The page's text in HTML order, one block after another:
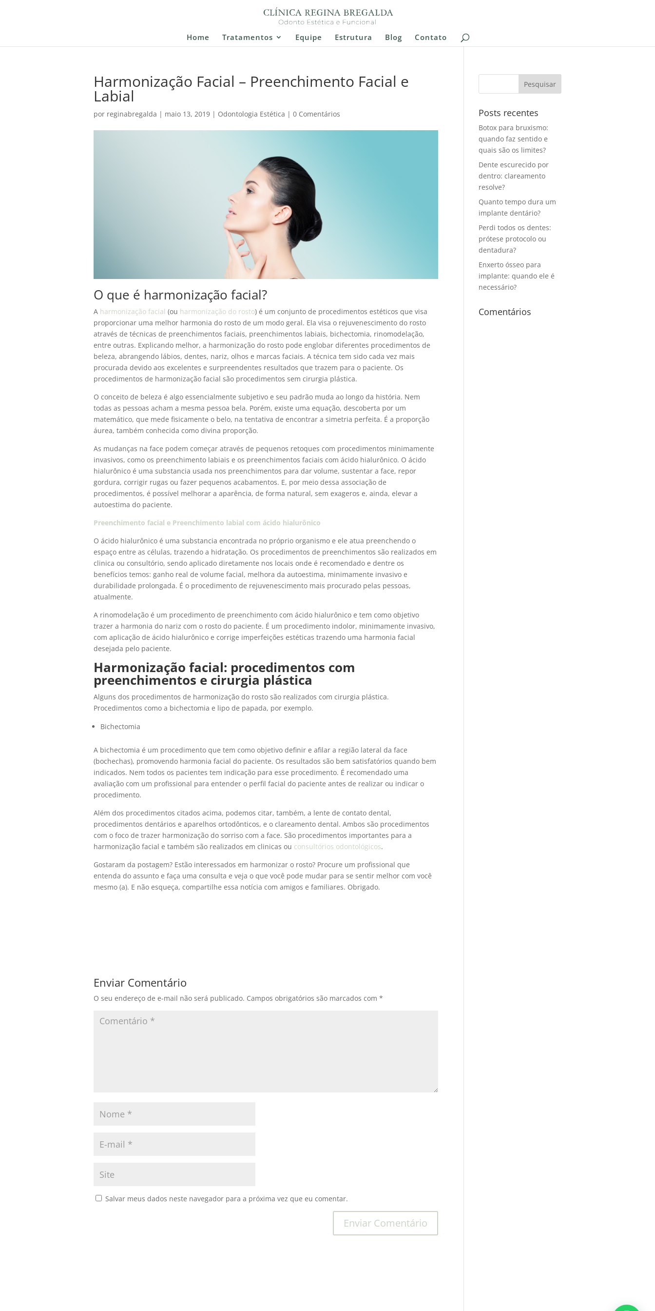
Home Tratamentos Equipe Estrutura Blog Contato
Harmonização Facial – Preenchimento Facial e
Labial
por reginabregalda | maio 13, 2019 | Odontologia Estética | 0 Comentários
O que é harmonização facial?
A harmonização facial (ou harmonização do rosto) é um conjunto de procedimentos estéticos que visa
proporcionar uma melhor harmonia do rosto de um modo geral. Ela visa o rejuvenescimento do rosto
através de técnicas de preenchimentos faciais, preenchimentos labiais, bichectomia, rinomodelação,
entre outras. Explicando melhor, a harmonização do rosto pode englobar diferentes procedimentos de
beleza, abrangendo lábios, dentes, nariz, olhos e marcas faciais. A técnica tem sido cada vez mais
procurada devido aos excelentes e surpreendentes resultados que trazem para o paciente. Os
procedimentos de harmonização facial são procedimentos sem cirurgia plástica.
O conceito de beleza é algo essencialmente subjetivo e seu padrão muda ao longo da história. Nem
todas as pessoas acham a mesma pessoa bela. Porém, existe uma equação, descoberta por um
matemático, que mede fisicamente o belo, na tentativa de encontrar a simetria perfeita. É a proporção
áurea, também conhecida como divina proporção.
As mudanças na face podem começar através de pequenos retoques com procedimentos minimamente
invasivos, como os preenchimento labiais e os preenchimentos faciais com ácido hialurônico. O ácido
hialurônico é uma substancia usada nos preenchimentos para dar volume, sustentar a face, repor
gordura, corrigir rugas ou fazer pequenos acabamentos. E, por meio dessa associação de
procedimentos, é possível melhorar a aparência, de forma natural, sem exageros e, ainda, elevar a
autoestima do paciente.
Preenchimento facial e Preenchimento labial com ácido hialurônico
O ácido hialurônico é uma substancia encontrada no próprio organismo e ele atua preenchendo o
espaço entre as células, trazendo a hidratação. Os procedimentos de preenchimentos são realizados em
clinica ou consultório, sendo aplicado diretamente nos locais onde é recomendado e dentre os
benefícios temos: ganho real de volume facial, melhora da autoestima, minimamente invasivo e
durabilidade prolongada. É o procedimento de rejuvenescimento mais procurado pelas pessoas,
atualmente.
A rinomodelação é um procedimento de preenchimento com ácido hialurônico e tem como objetivo
trazer a harmonia do nariz com o rosto do paciente. É um procedimento indolor, minimamente invasivo,
com aplicação de ácido hialurônico e corrige imperfeições estéticas trazendo uma harmonia facial
desejada pelo paciente.
Harmonização facial: procedimentos com
preenchimentos e cirurgia plástica
Alguns dos procedimentos de harmonização do rosto são realizados com cirurgia plástica.
Procedimentos como a bichectomia e lipo de papada, por exemplo.
Bichectomia
A bichectomia é um procedimento que tem como objetivo definir e afilar a região lateral da face
(bochechas), promovendo harmonia facial do paciente. Os resultados são bem satisfatórios quando bem
indicados. Nem todos os pacientes tem indicação para esse procedimento. É recomendado uma
avaliação com um profissional para entender o perfil facial do paciente antes de realizar ou indicar o
procedimento.
Além dos procedimentos citados acima, podemos citar, também, a lente de contato dental,
procedimentos dentários e aparelhos ortodônticos, e o clareamento dental. Ambos são procedimentos
com o foco de trazer harmonização do sorriso com a face. São procedimentos importantes para a
harmonização facial e também são realizados em clinicas ou consultórios odontológicos.
Gostaram da postagem? Estão interessados em harmonizar o rosto? Procure um profissional que
entenda do assunto e faça uma consulta e veja o que você pode mudar para se sentir melhor com você
mesmo (a). E não esqueça, compartilhe essa notícia com amigos e familiares. Obrigado.
Enviar Comentário
O seu endereço de e-mail não será publicado. Campos obrigatórios são marcados com *
Salvar meus dados neste navegador para a próxima vez que eu comentar.
Posts recentes
Botox para bruxismo:
quando faz sentido e
quais são os limites?
Dente escurecido por
dentro: clareamento
resolve?
Quanto tempo dura um
implante dentário?
Perdi todos os dentes:
prótese protocolo ou
dentadura?
Enxerto ósseo para
implante: quando ele é
necessário?
Comentários